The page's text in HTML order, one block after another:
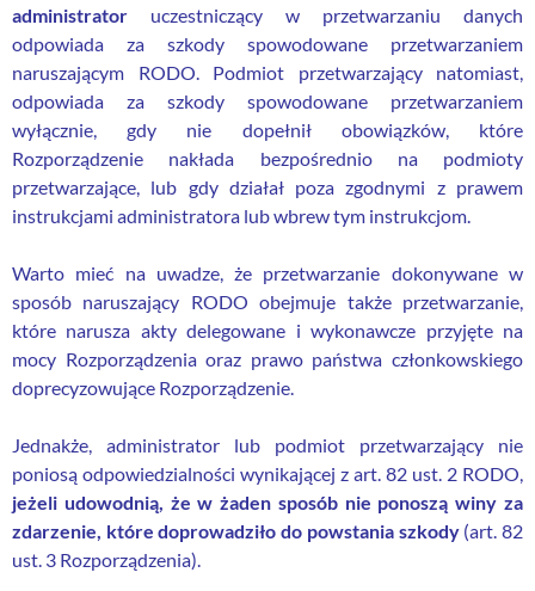
administrator uczestniczący w przetwarzaniu danych
odpowiada za szkody spowodowane przetwarzaniem
naruszającym RODO. Podmiot przetwarzający natomiast,
odpowiada za szkody spowodowane przetwarzaniem
wyłącznie, gdy nie dopełnił obowiązków, które
Rozporządzenie nakłada bezpośrednio na podmioty
przetwarzające, lub gdy działał poza zgodnymi z prawem
instrukcjami administratora lub wbrew tym instrukcjom.
Warto mieć na uwadze, że przetwarzanie dokonywane w
sposób naruszający RODO obejmuje także przetwarzanie,
które narusza akty delegowane i wykonawcze przyjęte na
mocy Rozporządzenia oraz prawo państwa członkowskiego
doprecyzowujące Rozporządzenie.
Jednakże, administrator lub podmiot przetwarzający nie
poniosą odpowiedzialności wynikającej z art. 82 ust. 2 RODO,
jeżeli udowodnią, że w żaden sposób nie ponoszą winy za
zdarzenie, które doprowadziło do powstania szkody(art. 82
ust. 3 Rozporządzenia).